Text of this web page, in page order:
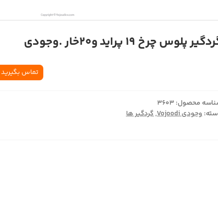
پلوس چرخ 19 پراید و20خار .وجودی
تماس بگیرید
محصول:3603
وجودی Vojoodi ,گردگیر ها